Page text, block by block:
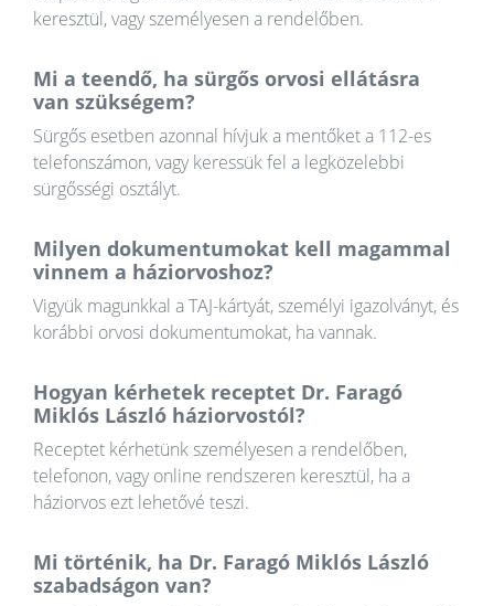
keresztül, vagy személyesen a rendelőben.
Mi a teendő, ha sürgős orvosi ellátásra
van szükségem?
Sürgős esetben azonnal hívjuk a mentőket a 112-es
telefonszámon, vagy keressük fel a legközelebbi
sürgősségi osztályt.
Milyen dokumentumokat kell magammal
vinnem a háziorvoshoz?
Vigyük magunkkal a TAJ-kártyát, személyi igazolványt, és
korábbi orvosi dokumentumokat, ha vannak.
Hogyan kérhetek receptet Dr. Faragó
Miklós László háziorvostól?
Receptet kérhetünk személyesen a rendelőben,
telefonon, vagy online rendszeren keresztül, ha a
háziorvos ezt lehetővé teszi.
Mi történik, ha Dr. Faragó Miklós László
szabadságon van?